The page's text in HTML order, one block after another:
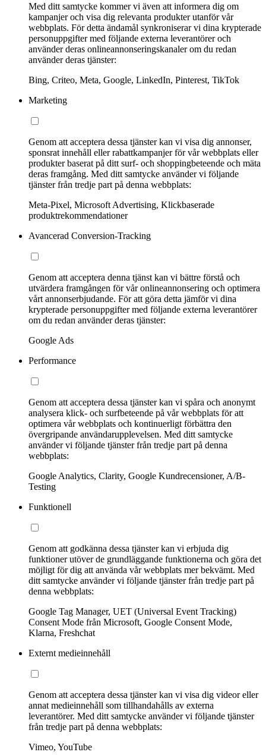
Med ditt samtycke kommer vi även att informera dig om
kampanjer och visa dig relevanta produkter utanför vår
webbplats. För detta ändamål synkroniserar vi dina krypterade
personuppgifter med följande externa leverantörer och
använder deras onlineannonseringskanaler om du redan
använder deras tjänster:
Bing, Criteo, Meta, Google, LinkedIn, Pinterest, TikTok
Marketing
Genom att acceptera dessa tjänster kan vi visa dig annonser,
sponsrat innehåll eller rabattkampanjer för vår webbplats eller
produkter baserat på ditt surf- och shoppingbeteende och mäta
deras framgång. Med ditt samtycke använder vi följande
tjänster från tredje part på denna webbplats:
Meta-Pixel, Microsoft Advertising, Klickbaserade
produktrekommendationer
Avancerad Conversion-Tracking
Genom att acceptera denna tjänst kan vi bättre förstå och
utvärdera framgången för vår onlineannonsering och optimera
vårt annonserbjudande. För att göra detta jämför vi dina
krypterade personuppgifter med följande externa leverantörer
om du redan använder deras tjänster:
Google Ads
Performance
Genom att acceptera dessa tjänster kan vi spåra och anonymt
analysera klick- och surfbeteende på vår webbplats för att
optimera vår webbplats och kontinuerligt förbättra den
övergripande användarupplevelsen. Med ditt samtycke
använder vi följande tjänster från tredje part på denna
webbplats:
Google Analytics, Clarity, Google Kundrecensioner, A/B-
Testing
Funktionell
Genom att godkänna dessa tjänster kan vi erbjuda dig
funktioner utöver de grundläggande funktionerna och göra det
möjligt för dig att använda vår webbplats mer bekvämt. Med
ditt samtycke använder vi följande tjänster från tredje part på
denna webbplats:
Google Tag Manager, UET (Universal Event Tracking)
Consent Mode från Microsoft, Google Consent Mode,
Klarna, Freshchat
Externt medieinnehåll
Genom att acceptera dessa tjänster kan vi visa dig videor eller
annat medieinnehåll som tillhandahålls av externa
leverantörer. Med ditt samtycke använder vi följande tjänster
från tredje part på denna webbplats:
Vimeo, YouTube